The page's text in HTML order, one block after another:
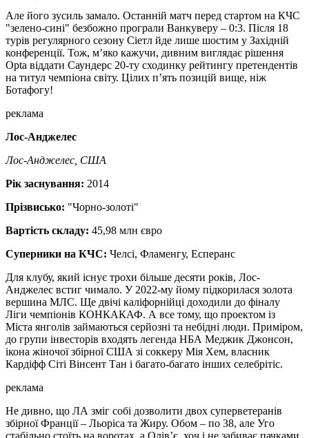
Але його зусиль замало. Останній матч перед стартом на КЧС
"зелено-сині" безбожно програли Ванкуверу – 0:3. Після 18
турів регулярного сезону Сіетл йде лише шостим у Західній
конференції. Тож, м’яко кажучи, дивним виглядає рішення
Opta віддати Саундерс 20-ту сходинку рейтингу претендентів
на титул чемпіона світу. Цілих п’ять позицій вище, ніж
Ботафогу!
реклама
Лос-Анджелес
Лос-Анджелес, США
Рік заснування: 2014
Прізвисько: "Чорно-золоті"
Вартість складу: 45,98 млн євро
Суперники на КЧС: Челсі, Фламенгу, Есперанс
Для клубу, який існує трохи більше десяти років, Лос-
Анджелес встиг чимало. У 2022-му йому підкорилася золота
вершина МЛС. Ще двічі каліфорнійці доходили до фіналу
Ліги чемпіонів КОНКАКАФ. А все тому, що проектом із
Міста янголів займаються серйозні та небідні люди. Приміром,
до групи інвесторів входять легенда НБА Меджик Джонсон,
ікона жіночої збірної США зі соккеру Мія Хем, власник
Кардіфф Сіті Вінсент Тан і багато-багато інших селебрітіс.
реклама
Не дивно, що ЛА зміг собі дозволити двох суперветеранів
збірної Франції – Льоріса та Жиру. Обом – по 38, але Уго